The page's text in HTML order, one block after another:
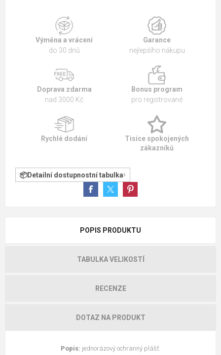
Výměna a vrácení
do 30 dnů
Garance
nejlepšího nákupu
Doprava zdarma
nad 3000 Kč
Bonus program
pro registrované
Rychlé dodání
Tisíce spokojených
zákazníků
Detailní dostupnostní tabulka
POPIS PRODUKTU
TABULKA VELIKOSTÍ
RECENZE
DOTAZ NA PRODUKT
Popis: jednorázový ochranný plášť.